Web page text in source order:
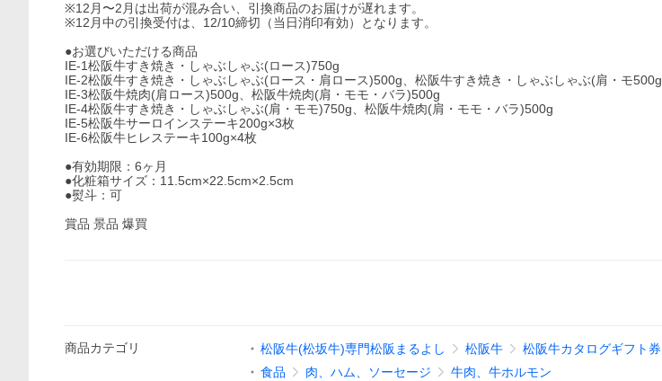
※12月〜2月は出荷が混み合い、引換商品のお届けが遅れます。
※12月中の引換受付は、12/10締切（当日消印有効）となります。
●お選びいただける商品
IE-1松阪牛すき焼き・しゃぶしゃぶ(ロース)750g
IE-2松阪牛すき焼き・しゃぶしゃぶ(ロース・肩ロース)500g、松阪牛すき焼き・しゃぶしゃぶ(肩・モ500g
IE-3松阪牛焼肉(肩ロース)500g、松阪牛焼肉(肩・モモ・バラ)500g
IE-4松阪牛すき焼き・しゃぶしゃぶ(肩・モモ)750g、松阪牛焼肉(肩・モモ・バラ)500g
IE-5松阪牛サーロインステーキ200g×3枚
IE-6松阪牛ヒレステーキ100g×4枚
●有効期限：6ヶ月
●化粧箱サイズ：11.5cm×22.5cm×2.5cm
●熨斗：可
賞品 景品 爆買
商品カテゴリ 松阪牛(松坂牛)専門松阪まるよし 松阪牛
松阪牛カタログギフト券
食品
肉、ハム、ソーセージ 牛肉、牛ホルモン